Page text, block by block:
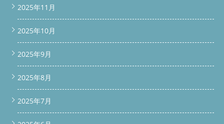
2025年11月
2025年10月
2025年9月
2025年8月
2025年7月